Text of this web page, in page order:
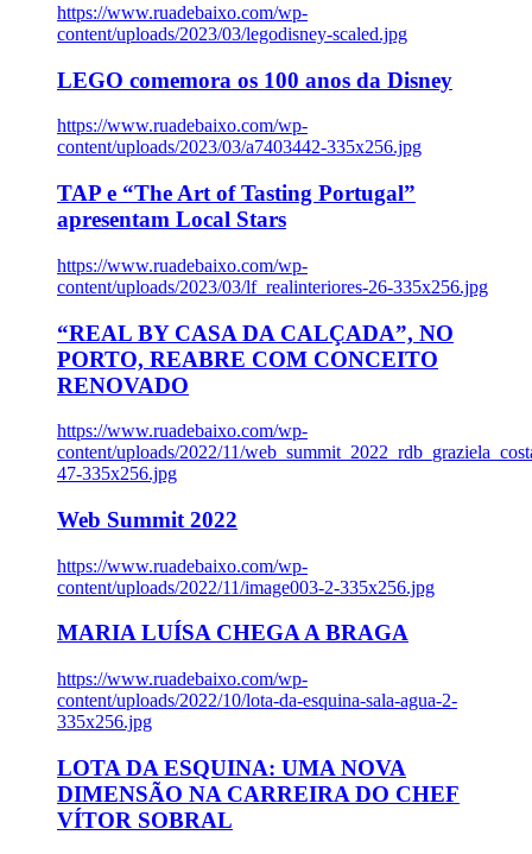
https://www.ruadebaixo.com/wp-
content/uploads/2023/03/legodisney-scaled.jpg
LEGO comemora os 100 anos da Disney
https://www.ruadebaixo.com/wp-
content/uploads/2023/03/a7403442-335x256.jpg
TAP e “The Art of Tasting Portugal”
apresentam Local Stars
https://www.ruadebaixo.com/wp-
content/uploads/2023/03/lf_realinteriores-26-335x256.jpg
“REAL BY CASA DA CALÇADA”, NO
PORTO, REABRE COM CONCEITO
RENOVADO
https://www.ruadebaixo.com/wp-
content/uploads/2022/11/
47-335x256.jpg
Web Summit 2022
https://www.ruadebaixo.com/wp-
content/uploads/2022/11/image003-2-335x256.jpg
MARIA LUÍSA CHEGA A BRAGA
https://www.ruadebaixo.com/wp-
content/uploads/2022/10/lota-da-esquina-sala-agua-2-
335x256.jpg
LOTA DA ESQUINA: UMA NOVA
DIMENSÃO NA CARREIRA DO CHEF
VÍTOR SOBRAL